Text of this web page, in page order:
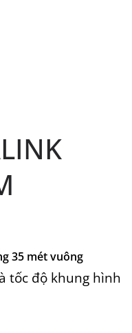
35 mét vuông
tốc độ khung hình